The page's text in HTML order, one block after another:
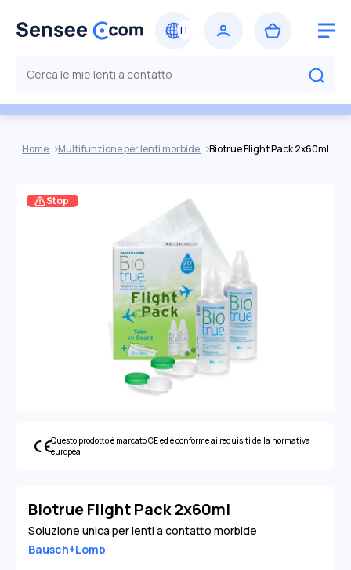
Home Multifunzione per lenti morbide Biotrue Flight Pack 2x60ml
Stop
Questo prodotto é marcato CE ed é conforme ai requisiti della normativa
europea
Biotrue Flight Pack 2x60ml
Soluzione unica per lenti a contatto morbide
Bausch+Lomb